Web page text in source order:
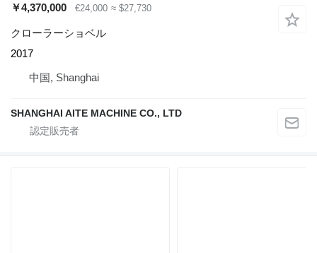
￥4,370,000
€24,000 ≈ $27,730
クローラーショベル
2017
中国, Shanghai
SHANGHAI AITE MACHINE CO., LTD